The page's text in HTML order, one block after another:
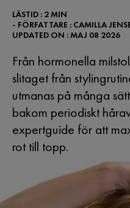
Från hormonella
slitaget från
utmanas på många
bakom periodiskt
expertguide för att
rot till topp.
LÄSTID : 2 MIN
- FÖRFATTARE : CAMILLA
UPDATED ON : MAJ 08 2026